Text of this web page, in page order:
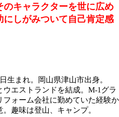
キャラクターを世に広め
しがみついて自己肯定感
生まれ。岡山県津山市出身。
ウエストランドを結成。M-1グラ
フォーム会社に勤めていた経験か
趣味は登山、キャンプ。